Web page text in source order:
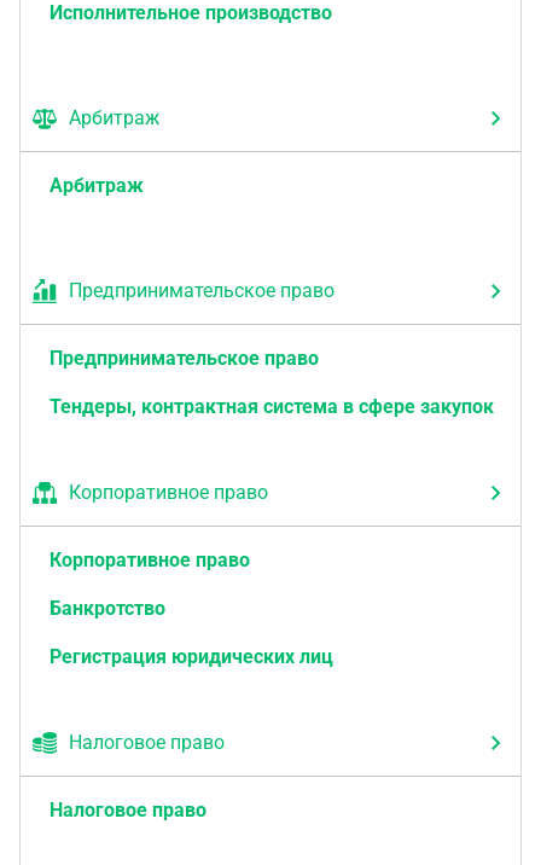
Исполнительное производство
Арбитраж
Арбитраж
Предпринимательское право
Предпринимательское право
Тендеры, контрактная система в сфере закупок
Корпоративное право
Корпоративное право
Банкротство
Регистрация юридических лиц
Налоговое право
Налоговое право